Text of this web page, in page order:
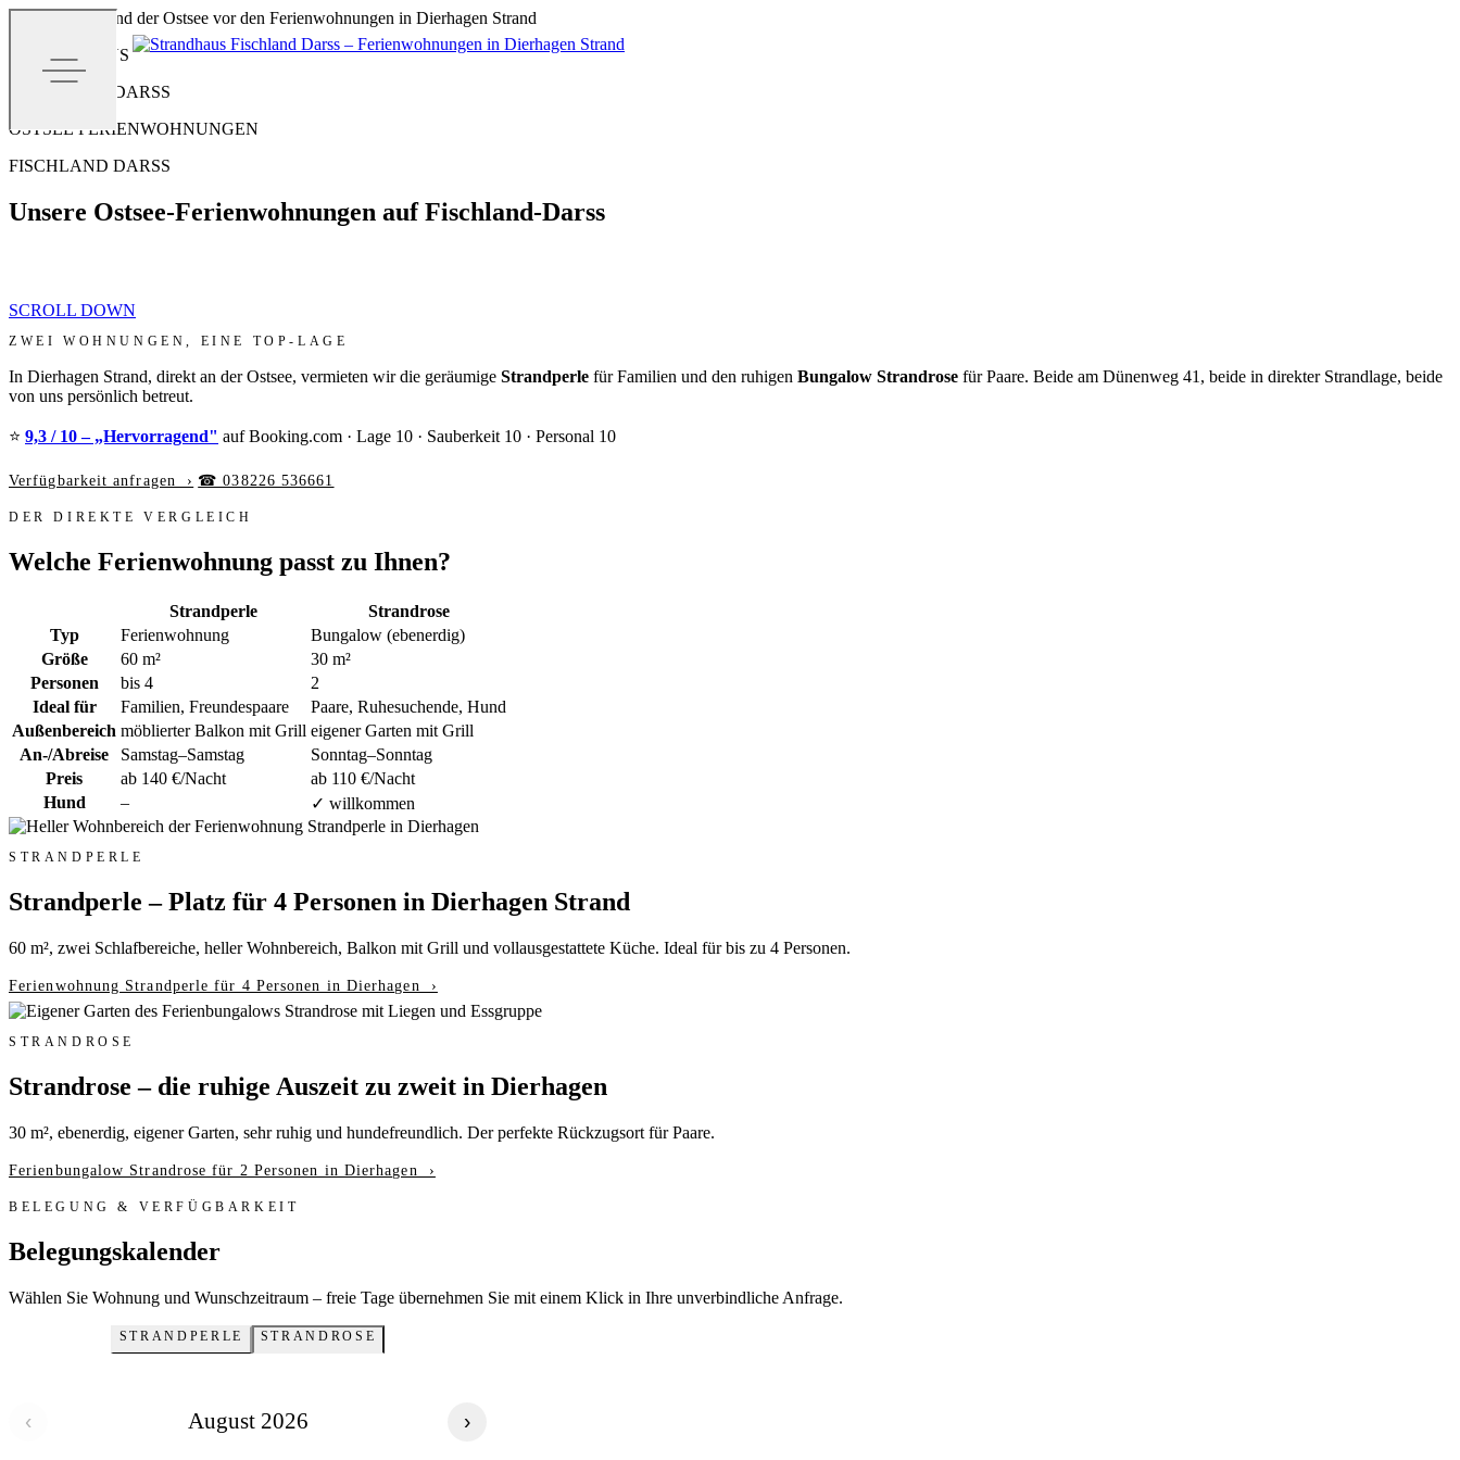
Feiner Sandstrand der Ostsee vor den Ferienwohnungen in Dierhagen Strand
STRANDHAUS
FISCHLAND DARSS
OSTSEE FERIENWOHNUNGEN
FISCHLAND DARSS
Unsere Ostsee-Ferienwohnungen auf Fischland-Darss
SCROLL DOWN
ZWEI WOHNUNGEN, EINE TOP-LAGE
In Dierhagen Strand, direkt an der Ostsee, vermieten wir die geräumige Strandperle für Familien und den ruhigen Bungalow Strandrose für Paare. Beide am Dünenweg 41, beide in direkter Strandlage, beide
von uns persönlich betreut.
⭐ 9,3 / 10 – „Hervorragend" auf Booking.com · Lage 10 · Sauberkeit 10 · Personal 10
Verfügbarkeit anfragen › ☎ 038226 536661
DER DIREKTE VERGLEICH
Welche Ferienwohnung passt zu Ihnen?
Strandperle
Strandrose
Typ
Ferienwohnung
Bungalow (ebenerdig)
Größe
60 m²
30 m²
Personen
bis 4
2
Ideal für
Familien, Freundespaare
Paare, Ruhesuchende, Hund
Außenbereich möblierter Balkon mit Grill eigener Garten mit Grill
An-/Abreise
Samstag–Samstag
Sonntag–Sonntag
Preis
ab 140 €/Nacht
ab 110 €/Nacht
Hund
– ✓ willkommen
STRANDPERLE
Strandperle – Platz für 4 Personen in Dierhagen Strand
60 m², zwei Schlafbereiche, heller Wohnbereich, Balkon mit Grill und vollausgestattete Küche. Ideal für bis zu 4 Personen.
Ferienwohnung Strandperle für 4 Personen in Dierhagen ›
STRANDROSE
Strandrose – die ruhige Auszeit zu zweit in Dierhagen
30 m², ebenerdig, eigener Garten, sehr ruhig und hundefreundlich. Der perfekte Rückzugsort für Paare.
Ferienbungalow Strandrose für 2 Personen in Dierhagen ›
BELEGUNG & VERFÜGBARKEIT
Belegungskalender
Wählen Sie Wohnung und Wunschzeitraum – freie Tage übernehmen Sie mit einem Klick in Ihre unverbindliche Anfrage.
STRANDPERLE STRANDROSE
‹ August 2026 ›